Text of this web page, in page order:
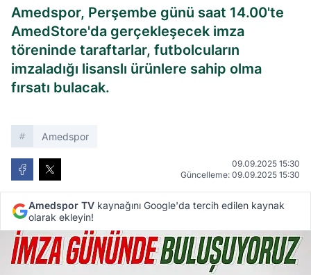
Amedspor, Perşembe günü saat 14.00'te
AmedStore'da gerçekleşecek imza
töreninde taraftarlar, futbolcuların
imzaladığı lisanslı ürünlere sahip olma
fırsatı bulacak.
Amedspor
09.09.2025 15:30
Güncelleme: 09.09.2025 15:30
Amedspor TV kaynağını Google'da tercih edilen kaynak
olarak ekleyin!